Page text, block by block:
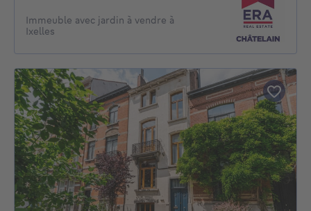
Immeuble avec jardin à vendre à
Ixelles